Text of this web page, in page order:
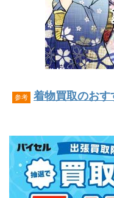
参考 着物買取のお